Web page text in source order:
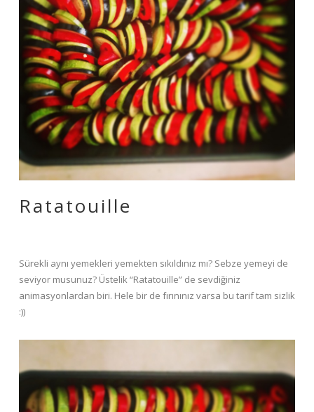
Ratatouille
Sürekli aynı yemekleri yemekten sıkıldınız mı? Sebze yemeyi de
seviyor musunuz? Üstelik “Ratatouille” de sevdiğiniz
animasyonlardan biri. Hele bir de fırınınız varsa bu tarif tam sizlik
:))